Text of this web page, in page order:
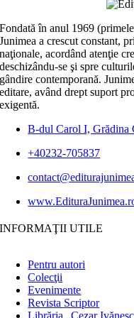
Fondată în anul 1969
Junimea a crescut constant,
naţionale, acordând atenţie
deschizându-se şi spre
gândire contemporană.
editare, având drept suport
exigentă.
B-dul Carol I, Grădina
+40232-705837
INFORMAŢII UTILE
Pentru autori
Colecţii
Evenimente
Revista Scriptor
Librăria „Cezar